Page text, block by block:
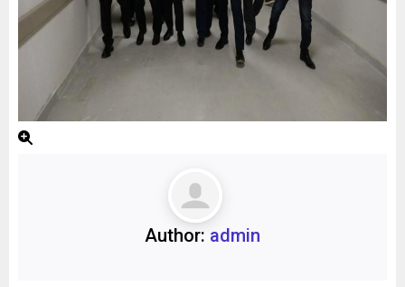
Author: admin